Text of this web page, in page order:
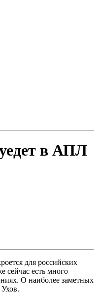
в АПЛ
для российских
сейчас есть много
О наиболее заметных